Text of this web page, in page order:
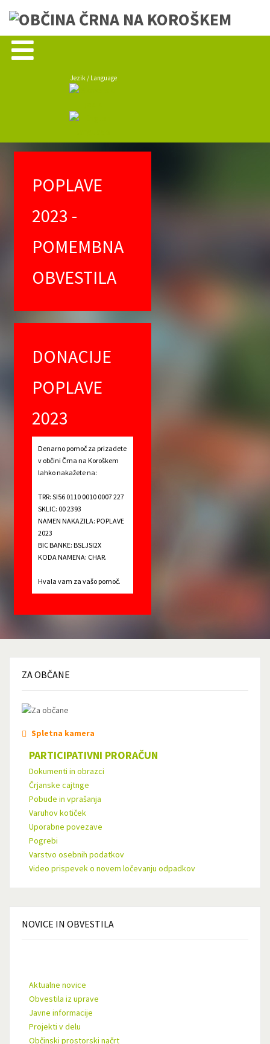
Jezik / Language
POPLAVE
2023 -
POMEMBNA
OBVESTILA
DONACIJE
POPLAVE
2023
Denarno pomoč za prizadete
v občini Črna na Koroškem
lahko nakažete na:
TRR: SI56 0110 0010 0007 227
SKLIC: 00 2393
NAMEN NAKAZILA: POPLAVE
2023
BIC BANKE: BSLJSI2X
KODA NAMENA: CHAR.
Hvala vam za vašo pomoč.
ZAOBČANE
Spletna kamera
PARTICIPATIVNI PRORAČUN
Dokumenti in obrazci
Črjanske cajtnge
Pobude in vprašanja
Varuhov kotiček
Uporabne povezave
Pogrebi
Varstvo osebnih podatkov
Video prispevek o novem ločevanju odpadkov
NOVICE IN OBVESTILA
Aktualne novice
Obvestila iz uprave
Javne informacije
Projekti v delu
Občinski prostorski načrt